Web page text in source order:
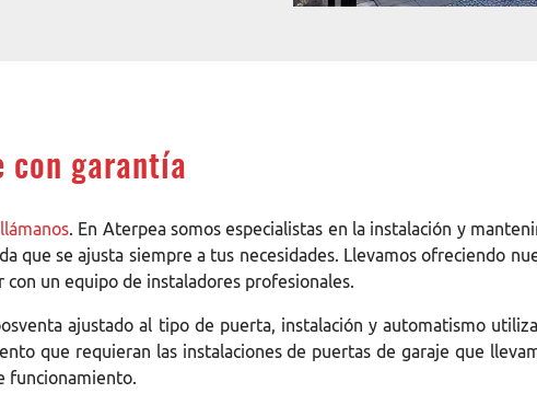
con garantía
llámanos. En Aterpea somos especialistas en la instalación y
se ajusta siempre a tus necesidades. Llevamos ofreciendo
un equipo de instaladores profesionales.
ajustado al tipo de puerta, instalación y automatismo
que requieran las instalaciones de puertas de garaje que
funcionamiento.